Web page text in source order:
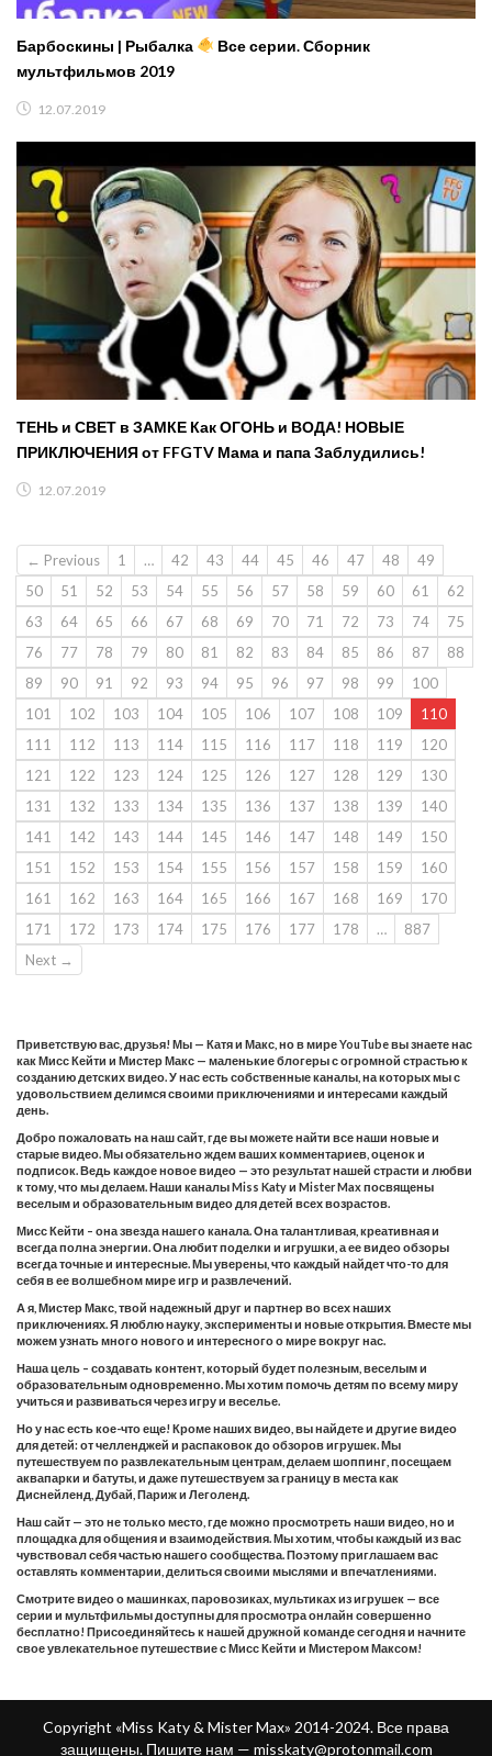
Барбоскины | Рыбалка
Все серии. Сборник
мультфильмов 2019
12.07.2019
ТЕНЬ и СВЕТ в ЗАМКЕ Как ОГОНЬ и ВОДА! НОВЫЕ
ПРИКЛЮЧЕНИЯ от FFGTV Мама и папа Заблудились!
12.07.2019
← Previous 1 … 42 43 44 45 46 47 48
49
50
51 52 53 54 55 56 57 58 59 60 61
62
63
64 65 66 67 68 69 70 71 72 73 74
75
76
77 78 79 80 81 82 83 84 85 86 87
88
89
90 91 92 93 94 95 96 97 98 99
100
101
102 103 104 105 106 107 108 109
110
111
112 113 114 115 116 117 118 119
120
121
122 123 124 125 126 127 128 129
130
131
132 133 134 135 136 137 138 139
140
141
142 143 144 145 146 147 148 149
150
151
152 153 154 155 156 157 158 159
160
161
162 163 164 165 166 167 168 169
170
171
172 173 174 175 176 177 178 …
887
Next →
Приветствую вас, друзья! Мы — Катя и Макс, но в мире YouTube вы знаете нас
как Мисс Кейти и Мистер Макс — маленькие блогеры с огромной страстью к
созданию детских видео. У нас есть собственные каналы, на которых мы с
удовольствием делимся своими приключениями и интересами каждый
день.
Добро пожаловать на наш сайт, где вы можете найти все наши новые и
старые видео. Мы обязательно ждем ваших комментариев, оценок и
подписок. Ведь каждое новое видео — это результат нашей страсти и любви
к тому, что мы делаем. Наши каналы Miss Katy и Mister Max посвящены
веселым и образовательным видео для детей всех возрастов.
Мисс Кейти – она звезда нашего канала. Она талантливая, креативная и
всегда полна энергии. Она любит поделки и игрушки, а ее видео обзоры
всегда точные и интересные. Мы уверены, что каждый найдет что-то для
себя в ее волшебном мире игр и развлечений.
А я, Мистер Макс, твой надежный друг и партнер во всех наших
приключениях. Я люблю науку, эксперименты и новые открытия. Вместе мы
можем узнать много нового и интересного о мире вокруг нас.
Наша цель – создавать контент, который будет полезным, веселым и
образовательным одновременно. Мы хотим помочь детям по всему миру
учиться и развиваться через игру и веселье.
Но у нас есть кое-что еще! Кроме наших видео, вы найдете и другие видео
для детей: от челленджей и распаковок до обзоров игрушек. Мы
путешествуем по развлекательным центрам, делаем шоппинг, посещаем
аквапарки и батуты, и даже путешествуем за границу в места как
Диснейленд, Дубай, Париж и Леголенд.
Наш сайт — это не только место, где можно просмотреть наши видео, но и
площадка для общения и взаимодействия. Мы хотим, чтобы каждый из вас
чувствовал себя частью нашего сообщества. Поэтому приглашаем вас
оставлять комментарии, делиться своими мыслями и впечатлениями.
Смотрите видео о машинках, паровозиках, мультиках из игрушек — все
серии и мультфильмы доступны для просмотра онлайн совершенно
бесплатно! Присоединяйтесь к нашей дружной команде сегодня и начните
свое увлекательное путешествие с Мисс Кейти и Мистером Максом!
Copyright «Miss Katy & Mister Max» 2014-2024. Все права
защищены. Пишите нам — misskaty@protonmail.com